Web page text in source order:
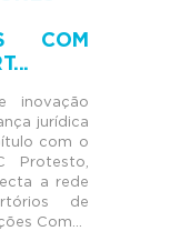
COM
inovação
jurídica
com o
Protesto,
a rede
de
Com...